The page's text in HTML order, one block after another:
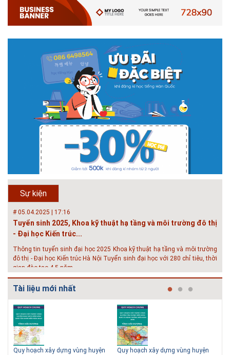
Sự kiện
Hội thảo quốc tế ''Xây dựng đô thị thông minh – Hướng đến
phát triển bền vững” /...
thành phố trên thế giới. Tại Việt Nam, đã có gần 20 tỉnh, thành phố trên
toàn quốc đang triển khai hoặc khởi động các đề án về đô thị thông
# 23.06.2018 | 15:37
Hội thảo về sàn bê tông chất lượng cao tại Hà Nội và TP Hồ
Hội thảo “Sàn bê tông chất lượng cao – công nghệ mới nhất tại Châu Âu
& Mỹ và các vấn đề áp dụng tại Việt Nam” được tổ chức bởi HOUSELINK
sẽ diễn ra vào 14h00 ngày 26/06/2018 tại Khách sạn Pan Pacific, Hà Nội
và ngày 28/...
# 04.03.2017 | 10:56
Độc đáo 3 địa danh thu nhỏ trong một homestay giữa lòng
Hà Nội
Ngoài các khách sạn và nhà nghỉ, nhiều du khách có xu hướng tìm đến
các homestay cho kỳ nghỉ của mình.
# 05.04.2025 | 17:16
Tuyển sinh 2025, Khoa kỹ thuật hạ tầng và môi trường đô thị
- Đại học Kiến trúc...
Thông tin tuyển sinh đại học 2025 Khoa kỹ thuật hạ tầng và môi trường
đô thị - Đại học Kiến trúc Hà Nội Tuyển sinh đại học với 280 chỉ tiêu, thời
gian đào tạo 4,5 năm
Tài liệu mới nhất
Quy hoạch xây dựng vùng huyện
Quy hoạch xây dựng vùng huyện